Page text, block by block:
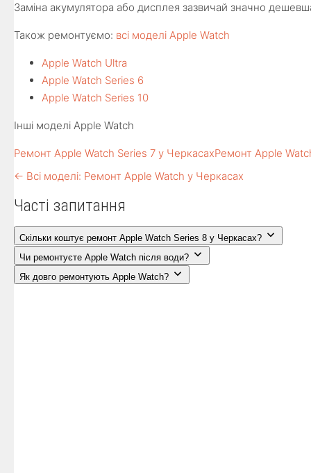
Заміна акумулятора або дисплея зазвичай значно
Також ремонтуємо: всі моделі Apple Watch
Apple Watch Ultra
Apple Watch Series 6
Apple Watch Series 10
Інші моделі Apple Watch
Ремонт Apple Watch Series 7 у ЧеркасахРемонт Apple
← Всі моделі: Ремонт Apple Watch у Черкасах
Часті запитання
Скільки коштує ремонт Apple Watch Series 8 у Черкасах?
Чи ремонтуєте Apple Watch після води?
Як довго ремонтують Apple Watch?